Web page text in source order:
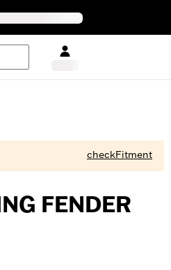
checkFitment
FENDER